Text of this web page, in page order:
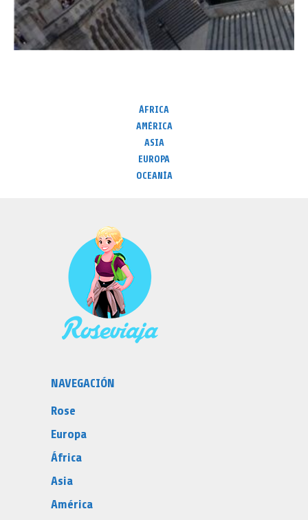
ÁFRICA
AMÉRICA
ASIA
EUROPA
OCEANÍA
NAVEGACIÓN
Rose
Europa
África
Asia
América